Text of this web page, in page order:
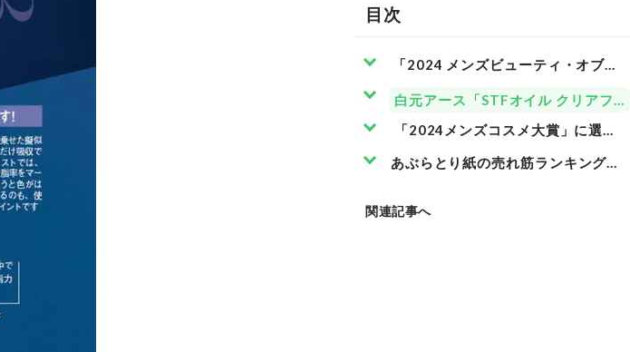
目次
「2024 メンズビューティ・オブ・
白元アース「STFオイル クリアフ
「2024メンズコスメ大賞」に選ば
あぶらとり紙の売れ筋ランキングも
関連記事へ